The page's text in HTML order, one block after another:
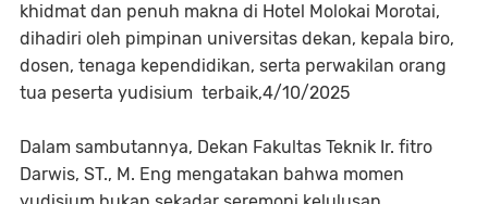
khidmat dan penuh makna di Hotel Molokai Morotai,
dihadiri oleh pimpinan universitas dekan, kepala biro,
dosen, tenaga kependidikan, serta perwakilan orang
tua peserta yudisium terbaik,4/10/2025
Dalam sambutannya, Dekan Fakultas Teknik Ir. fitro
Darwis, ST., M. Eng mengatakan bahwa momen